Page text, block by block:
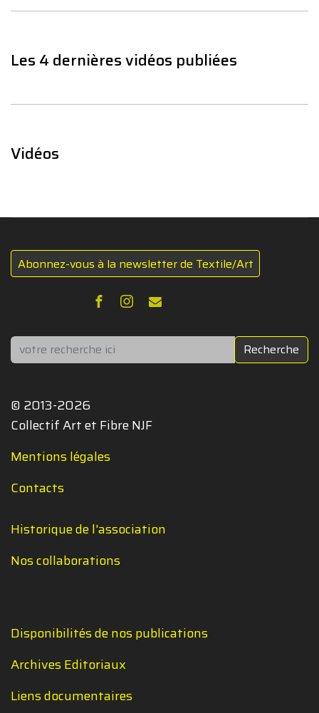
Les 4 dernières vidéos publiées
Vidéos
Abonnez-vous à la newsletter de Textile/Art
Rechercher Recherche
© 2013-2026
Collectif Art et Fibre NJF
Mentions légales
Contacts
Historique de l'association
Nos collaborations
Disponibilités de nos publications
Archives Editoriaux
Liens documentaires